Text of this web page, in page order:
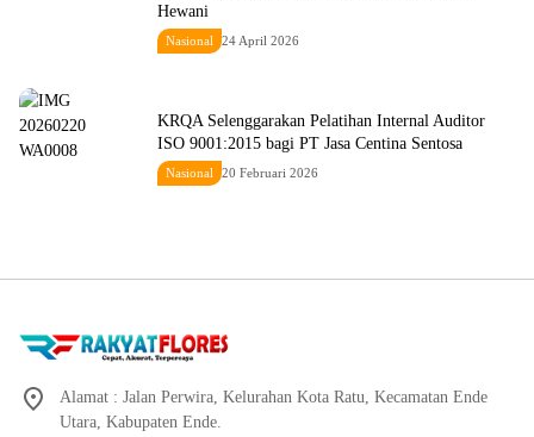
Hewani
Nasional 24 April 2026
KRQA Selenggarakan Pelatihan Internal Auditor
ISO 9001:2015 bagi PT Jasa Centina Sentosa
Nasional 20 Februari 2026
Alamat : Jalan Perwira, Kelurahan Kota Ratu, Kecamatan Ende
Utara, Kabupaten Ende.